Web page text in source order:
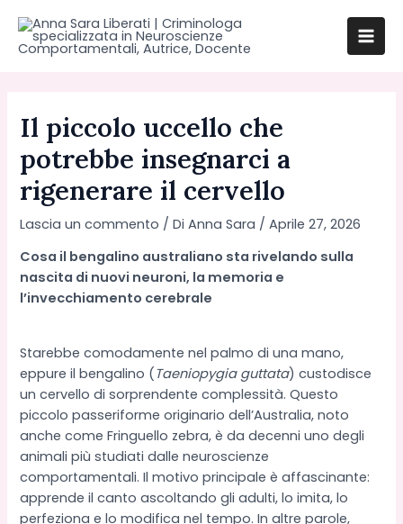
contenuto
Il piccolo uccello che
potrebbe insegnarci a
rigenerare il cervello
Lascia un commento / DiAnna Sara /Aprile 27, 2026
Cosa il bengalino australiano sta rivelando sulla
nascita di nuovi neuroni, la memoria e
l’invecchiamento cerebrale
Starebbe comodamente nel palmo di una mano,
eppure il bengalino (Taeniopygia guttata) custodisce
un cervello di sorprendente complessità. Questo
piccolo passeriforme originario dell’Australia, noto
anche come Fringuello zebra, è da decenni uno degli
animali più studiati dalle neuroscienze
comportamentali. Il motivo principale è affascinante:
apprende il canto ascoltando gli adulti, lo imita, lo
perfeziona e lo modifica nel tempo. In altre parole,